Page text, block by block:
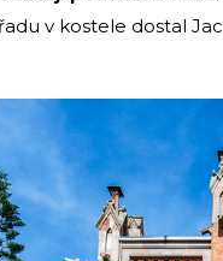
v kostele dostal